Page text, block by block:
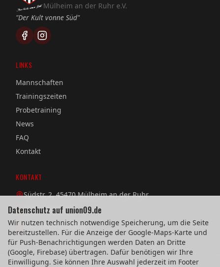
Mülheim an der Ruhr e.V.
"Der Kult vonne Süd"
LINKS
Mannschaften
Trainingszeiten
Probetraining
News
FAQ
Kontakt
KONTAKT
Südstr. 2, 45470 Mülheim an der Ruhr
0208 / 38 08 58
verein@union09.de
Datenschutz auf union09.de
Wir nutzen technisch notwendige Speicherung, um die Seite
bereitzustellen. Für die Anzeige der Google-Maps-Karte und
für Push-Benachrichtigungen werden Daten an Dritte
(Google, Firebase) übertragen. Dafür benötigen wir Ihre
Einwilligung. Sie können Ihre Auswahl jederzeit im Footer